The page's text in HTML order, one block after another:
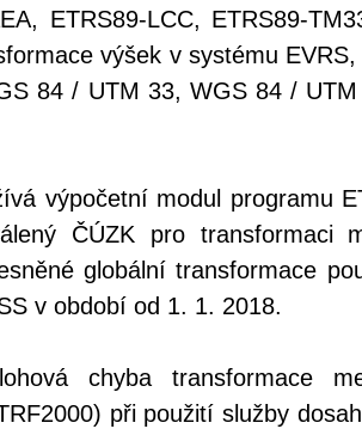
ETRS89-LCC, ETRS89-
výšek v systému
84 / UTM 33, WGS 84 /
výpočetní modul programu
ČÚZK pro transformaci
globální transformace
v období od 1. 1. 2018.
chyba transformace
při použití služby